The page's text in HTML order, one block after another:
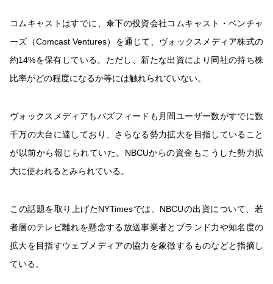
コムキャストはすでに、傘下の投資会社コムキャスト・ベンチャ
ーズ（Comcast Ventures）を通じて、ヴォックスメディア株式の
約14%を保有している。ただし、新たな出資により同社の持ち株
比率がどの程度になるか等には触れられていない。
ヴォックスメディアもバズフィードも月間ユーザー数がすでに数
千万の大台に達しており、さらなる勢力拡大を目指していること
が以前から報じられていた。NBCUからの資金もこうした勢力拡
大に使われるとみられている。
この話題を取り上げたNYTimesでは、NBCUの出資について、若
者層のテレビ離れを懸念する放送事業者とブランド力や知名度の
拡大を目指すウェブメディアの協力を象徴するものなどと指摘し
ている。